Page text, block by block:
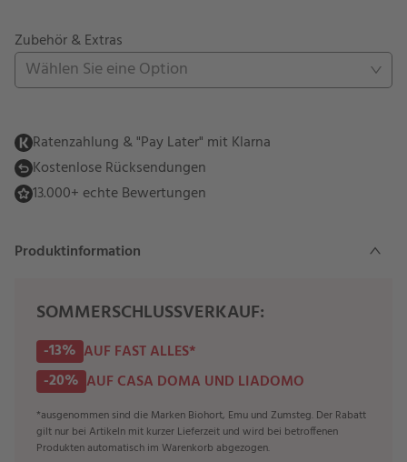
Zubehör & Extras
Wählen Sie eine Option
Ratenzahlung & "Pay Later" mit Klarna
Kostenlose Rücksendungen
13.000+ echte Bewertungen
Produktinformation
SOMMERSCHLUSSVERKAUF:
-13% AUF FAST ALLES*
-20% AUF CASA DOMA UND LIADOMO
*ausgenommen sind die Marken Biohort, Emu und Zumsteg. Der Rabatt
gilt nur bei Artikeln mit kurzer Lieferzeit und wird bei betroffenen
Produkten automatisch im Warenkorb abgezogen.